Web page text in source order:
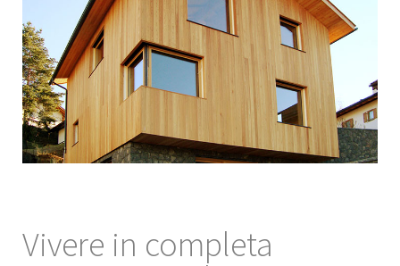
Vivere in completa